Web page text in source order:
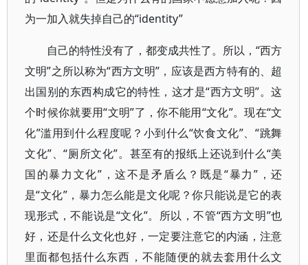
为一加入就失掉自己的“identity”
自己的特性没有了，都变成共性了。所以，“西方
文明”之所以称为“西方文明”，应该是西方特有的、超
出国别的东西构成它的特性，这才是“西方文明”。这
个时候你就要用“文明”了，你不能用“文化”。现在“文
化”滥用到什么程度呢？小到什么“饮食文化”、“跳舞
文化”、“厕所文化”。甚至有的报纸上还说到什么“美
国的暴力文化”，这不是矛盾么？既是“暴力”，还
是“文化”，暴力怎么能是文化呢？你只能说是它的表
现形式，不能说是“文化”。所以，不管“西方文明”也
好，还是什么文化也好，一定要注意它的内涵，注意
里面都包括什么东西，不能随便的就去套用什么文